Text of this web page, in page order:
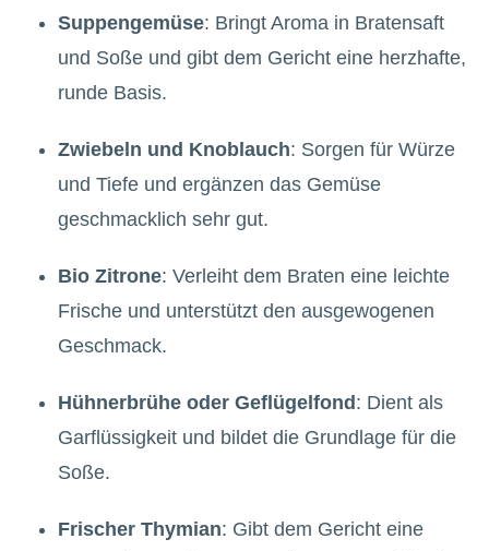
Suppengemüse: Bringt Aroma in Bratensaft
und Soße und gibt dem Gericht eine herzhafte,
runde Basis.
Zwiebeln und Knoblauch: Sorgen für Würze
und Tiefe und ergänzen das Gemüse
geschmacklich sehr gut.
Bio Zitrone: Verleiht dem Braten eine leichte
Frische und unterstützt den ausgewogenen
Geschmack.
Hühnerbrühe oder Geflügelfond: Dient als
Garflüssigkeit und bildet die Grundlage für die
Soße.
Frischer Thymian: Gibt dem Gericht eine